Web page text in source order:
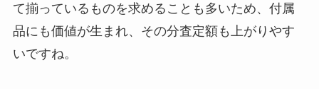
て揃っているものを求めることも多いため、付属
品にも価値が生まれ、その分査定額も上がりやす
いですね。